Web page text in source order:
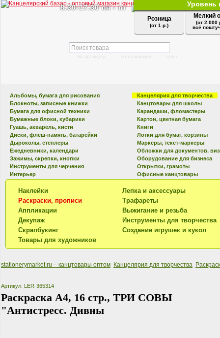
Уровень
Розница
(от 1 р.)
Мелкий
(от 2.000
всё
8.30-17.30 пн - пт
Альбомы, бумага для рисования
Блокноты, записные книжки
Бумага для офисной техники
Бумажные блоки, кубарики
Гуашь, акварель, кисти
Диски, флеш-память, батарейки
Дыроколы, степлеры
Ежедневники, календари
Зажимы, скрепки, кнопки
Инструменты для черчения
Интерьер
Канцелярия для творчества
Канцтовары для школы
Карандаши, фломастеры
Картон, цветная бумага
Книги
Лотки для бумаг, корзины
Маркеры, текст-маркеры
Обложки для документов,
Оборудование для бизнеса
Открытки, грамоты
Офисные канцтовары
Наклейки
Лепка и аксессуары
Раскраски, прописи
Трафареты
Аппликации
Выжигание и резьба
Декупаж
Инструменты для творчества
Скрапбукинг
Создание игрушек и кукол
Товары для художников
stationerymarket.ru – канцтовары оптом Канцелярия для творчества
Артикул: LER-365314
Раскраска А4, 16 стр., ТРИ СОВЫ
"Антистресс. Дивны